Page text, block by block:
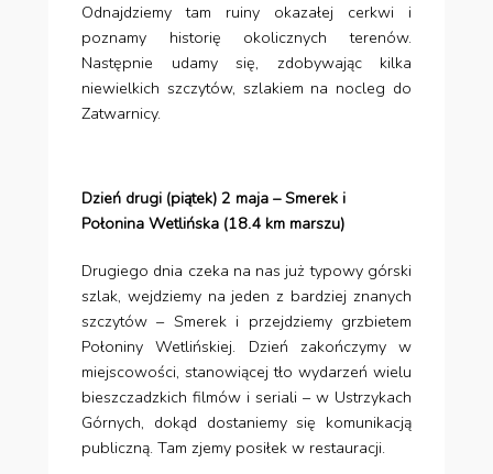
Odnajdziemy tam ruiny okazałej cerkwi i
poznamy historię okolicznych terenów.
Następnie udamy się, zdobywając kilka
niewielkich szczytów, szlakiem na nocleg do
Zatwarnicy.
Dzień drugi (piątek) 2 maja – Smerek i
Połonina Wetlińska (18.4 km marszu)
Drugiego dnia czeka na nas już typowy górski
szlak, wejdziemy na jeden z bardziej znanych
szczytów – Smerek i przejdziemy grzbietem
Połoniny Wetlińskiej. Dzień zakończymy w
miejscowości, stanowiącej tło wydarzeń wielu
bieszczadzkich filmów i seriali – w Ustrzykach
Górnych, dokąd dostaniemy się komunikacją
publiczną. Tam zjemy posiłek w restauracji.